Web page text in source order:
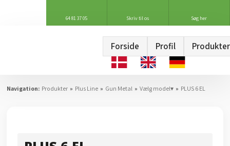
64 81 37 05 Skriv til os Søg her
Forside Profil Produkter
Navigation: Produkter » Plus Line » Gun Metal »Vælg model▾ » PLUS 6 EL